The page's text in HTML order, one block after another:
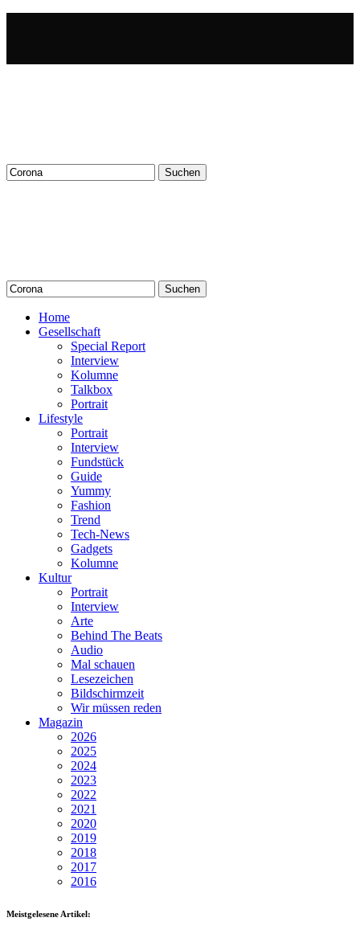
Suchen
nach:
Suchen
nach:
Home
Gesellschaft
Special Report
Interview
Kolumne
Talkbox
Portrait
Lifestyle
Portrait
Interview
Fundstück
Guide
Yummy
Fashion
Trend
Tech-News
Gadgets
Kolumne
Kultur
Portrait
Interview
Arte
Behind The Beats
Audio
Mal schauen
Lesezeichen
Bildschirmzeit
Wir müssen reden
Magazin
2026
2025
2024
2023
2022
2021
2020
2019
2018
2017
2016
Meistgelesene Artikel: